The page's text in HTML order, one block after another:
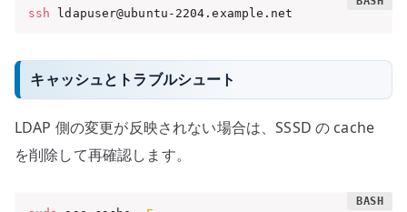
ssh ldapuser@ubuntu-2204.example.net
キャッシュとトラブルシュート
LDAP 側の変更が反映されない場合は、SSSD の cache
を削除して再確認します。